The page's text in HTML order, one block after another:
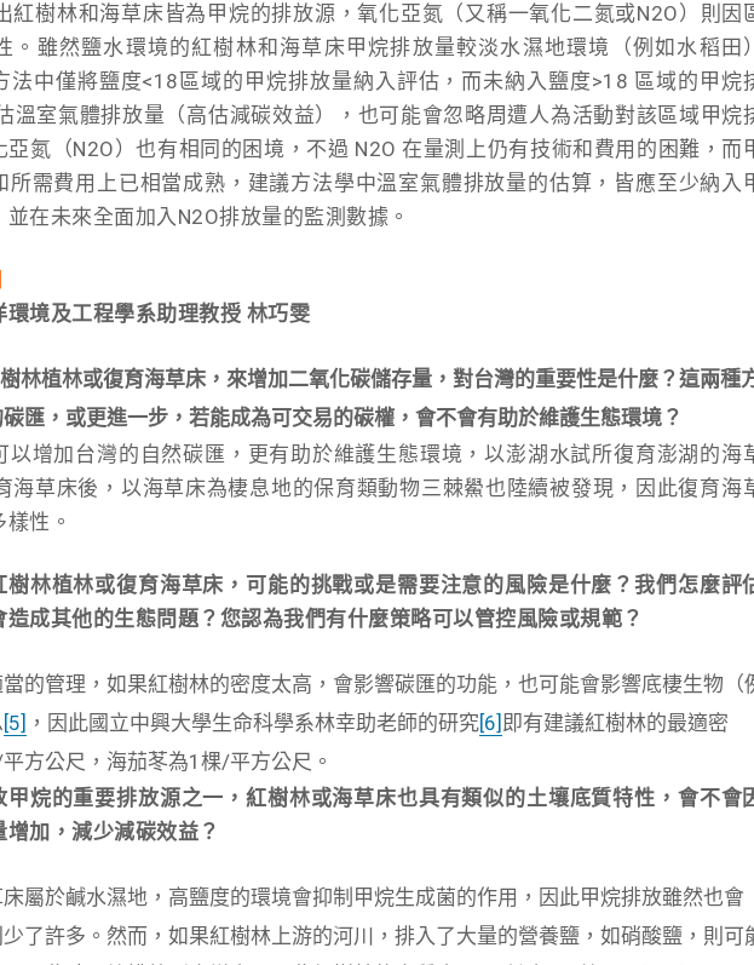
紅樹林和海草床皆為甲烷的排放源，氧化亞氮（又稱一氧化二氮或N2O）則因
。雖然鹽水環境的紅樹林和海草床甲烷排放量較淡水濕地環境（例如水稻田）
法中僅將鹽度<18區域的甲烷排放量納入評估，而未納入鹽度>18 區域的甲烷
溫室氣體排放量（高估減碳效益），也可能會忽略周遭人為活動對該區域甲烷
亞氮（N2O）也有相同的困境，不過 N2O 在量測上仍有技術和費用的困難，而
所需費用上已相當成熟，建議方法學中溫室氣體排放量的估算，皆應至少納入
在未來全面加入N2O排放量的監測數據。
環境及工程學系助理教授 林巧雯
林植林或復育海草床，來增加二氧化碳儲存量， 對台灣的重要性是什麼？這兩種
匯， 或更進一步，若能成為可交易的碳權，會不會有助於維護生態環境？
以增加台灣的自然碳匯，更有助於維護生態環境， 以澎湖水試所復育澎湖的海
海草床後， 以海草床為棲息地的保育類動物三棘鱟也陸續被發現， 因此復育海
性。
林植林或復育海草床， 可能的挑戰或是需要注意的風險是什麼？我們怎麼評
成其他的生態問題？ 您認為我們有什麼策略可以管控風險或規範？
的管理，如果紅樹林的密度太高，會影響碳匯的功能， 也可能會影響底棲生物（
[5] ，因此國立中興大學生命科學系林幸助老師的研究[6] 即有建議紅樹林的最適密
平方公尺，海茄苳為1棵/平方公尺。
甲烷的重要排放源之一，紅樹林或海草床也具有類似的土壤底質特性， 會不會
加，減少減碳效益？
屬於鹹水濕地， 高鹽度的環境會抑制甲烷生成菌的作用，因此甲烷排放雖然也會
了許多。然而，如果紅樹林上游的河川，排入了大量的營養鹽，如硝酸鹽， 則可